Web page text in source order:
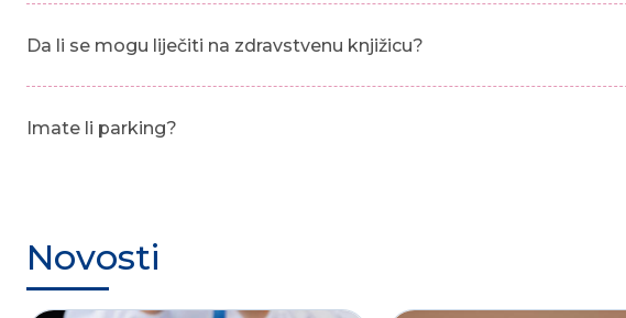
Da li se mogu liječiti na zdravstvenu knjižicu?
Imate li parking?
Novosti